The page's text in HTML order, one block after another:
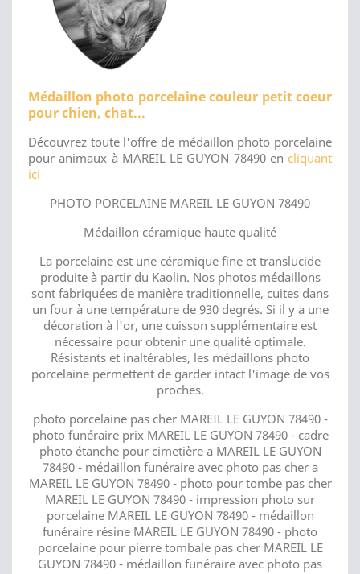
Médaillon photo porcelaine couleur petit coeur
pour chien, chat...
Découvrez toute l'offre de médaillon photo porcelaine
pour animaux à MAREIL LE GUYON 78490 en cliquant
ici
PHOTO PORCELAINE MAREIL LE GUYON 78490
Médaillon céramique haute qualité
La porcelaine est une céramique fine et translucide
produite à partir du Kaolin. Nos photos médaillons
sont fabriquées de manière traditionnelle, cuites dans
un four à une température de 930 degrés. Si il y a une
décoration à l'or, une cuisson supplémentaire est
nécessaire pour obtenir une qualité optimale.
Résistants et inaltérables, les médaillons photo
porcelaine permettent de garder intact l'image de vos
proches.
photo porcelaine pas cher MAREIL LE GUYON 78490 -
photo funéraire prix MAREIL LE GUYON 78490 - cadre
photo étanche pour cimetière a MAREIL LE GUYON
78490 - médaillon funéraire avec photo pas cher a
MAREIL LE GUYON 78490 - photo pour tombe pas cher
MAREIL LE GUYON 78490 - impression photo sur
porcelaine MAREIL LE GUYON 78490 - médaillon
funéraire résine MAREIL LE GUYON 78490 - photo
porcelaine pour pierre tombale pas cher MAREIL LE
GUYON 78490 - médaillon funéraire avec photo pas